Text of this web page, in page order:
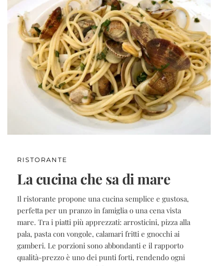
RISTORANTE
La cucina che sa di mare
Il ristorante propone una cucina semplice e gustosa,
perfetta per un pranzo in famiglia o una cena vista
mare. Tra i piatti più apprezzati: arrosticini, pizza alla
pala, pasta con vongole, calamari fritti e gnocchi ai
gamberi. Le porzioni sono abbondanti e il rapporto
qualità-prezzo è uno dei punti forti, rendendo ogni